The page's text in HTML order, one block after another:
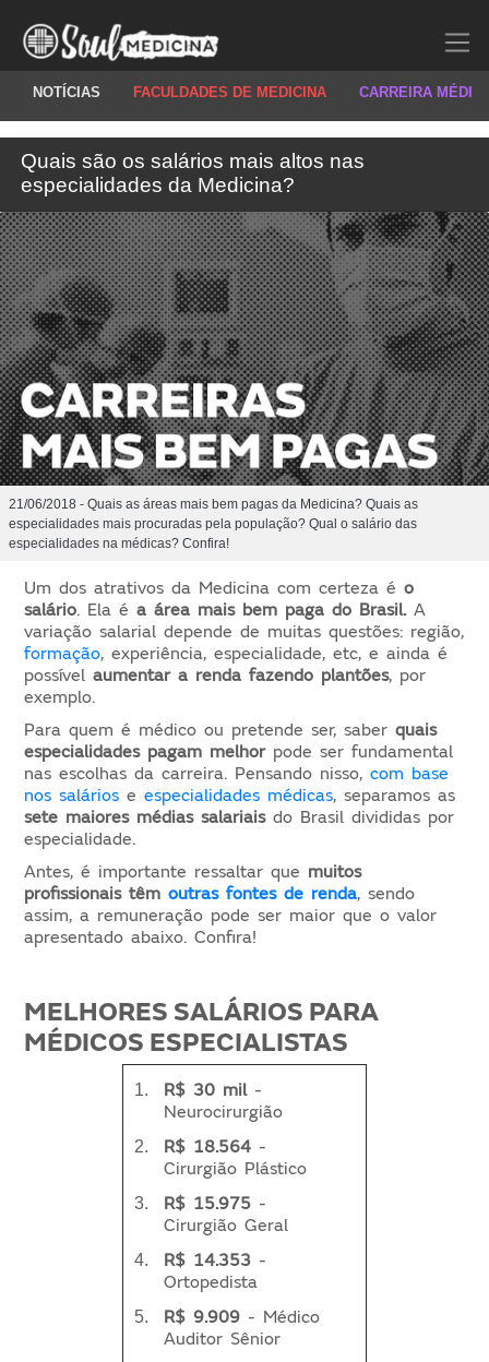
NOTÍCIAS FACULDADES DE MEDICINA CARREIRA
Quais são os salários mais altos nas
especialidades da Medicina?
21/06/2018 - Quais as áreas mais bem pagas da Medicina? Quais as
especialidades mais procuradas pela população? Qual o salário das
especialidades na médicas? Confira!
Um dos atrativos da Medicina com certeza éo
salário. Ela éa área mais bem paga do Brasil.A
variação salarial depende de muitas questões: região,
formação, experiência, especialidade, etc, e ainda é
possívelaumentar a renda fazendo plantões, por
exemplo.
Para quem é médico ou pretende ser, saberquais
especialidades pagam melhorpode ser fundamental
nas escolhas da carreira. Pensando nisso,com base
nos salários eespecialidades médicas, separamos as
sete maiores médias salariaisdo Brasil divididas por
especialidade.
Antes, é importante ressaltar que muitos
profissionais têmoutras fontes de renda, sendo
assim, a remuneração pode ser maior que o valor
apresentado abaixo. Confira!
MELHORES SALÁRIOS PARA
MÉDICOS ESPECIALISTAS
R$ 30 mil-
Neurocirurgião
R$ 18.564 -
Cirurgião Plástico
R$ 15.975 -
Cirurgião Geral
R$ 14.353 -
Ortopedista
R$ 9.909 - Médico
Auditor Sênior